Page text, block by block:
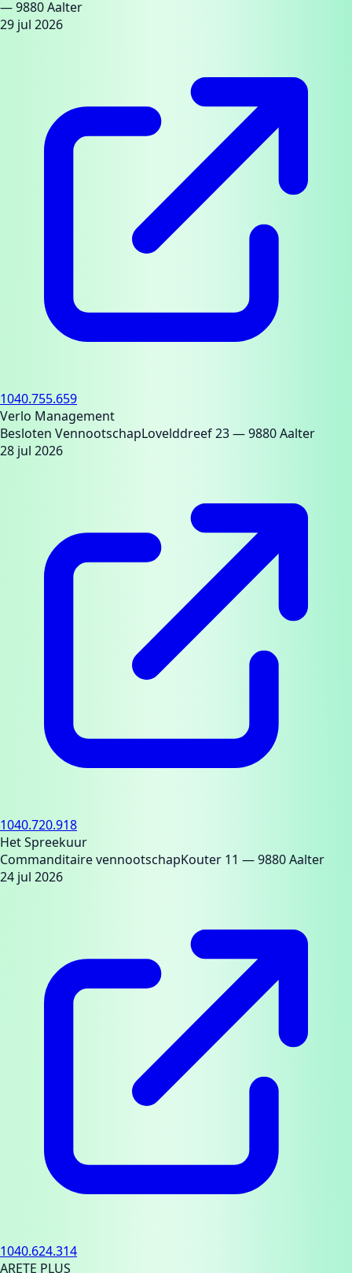
— 9880 Aalter
29 jul 2026
1040.755.659
Verlo Management
Besloten VennootschapLovelddreef 23— 9880 Aalter
28 jul 2026
1040.720.918
Het Spreekuur
Commanditaire vennootschapKouter 11 — 9880 Aalter
24 jul 2026
1040.624.314
ARETE PLUS